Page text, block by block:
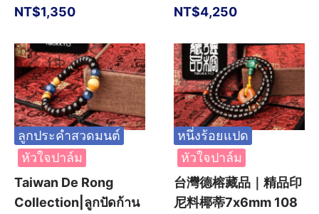
NT$1,350 NT$4,250
ลูกประคำสวดมนต์
หัวใจปาล์ม
Taiwan De Rong
Collection|ลูกปัดก้าน
หนึ่งร้อยแปด
หัวใจปาล์ม
台灣德榕藏品｜精品印
尼料椰蒂7x6mm 108